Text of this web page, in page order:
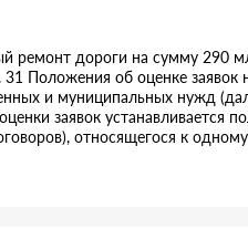
ремонт дороги на сумму 290
Положения об оценке заявок
и муниципальных нужд
заявок устанавливается
относящегося к